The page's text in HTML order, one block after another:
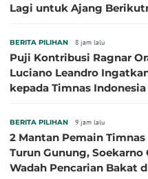
Lagi untuk Ajang
BERITA PILIHAN 8 jam lalu
Puji Kontribusi Ragnar
Luciano Leandro
kepada Timnas
BERITA PILIHAN 9 jam lalu
2 Mantan Pemain
Turun Gunung, Soekarno
Wadah Pencarian Bakat